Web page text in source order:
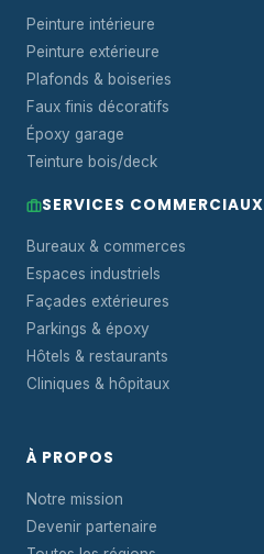
Peinture intérieure
Peinture extérieure
Plafonds & boiseries
Faux finis décoratifs
Époxy garage
Teinture bois/deck
SERVICES COMMERCIAUX
Bureaux & commerces
Espaces industriels
Façades extérieures
Parkings & époxy
Hôtels & restaurants
Cliniques & hôpitaux
À PROPOS
Notre mission
Devenir partenaire